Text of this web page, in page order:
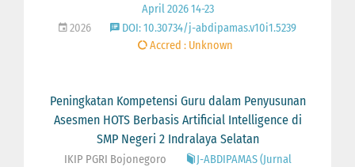
April 2026 14-23
2026
DOI: 10.30734/j-abdipamas.v10i1.5239
Accred : Unknown
Peningkatan Kompetensi Guru dalam Penyusunan
Asesmen HOTS Berbasis Artificial Intelligence di
SMP Negeri 2 Indralaya Selatan
IKIP PGRI Bojonegoro
J-ABDIPAMAS (Jurnal